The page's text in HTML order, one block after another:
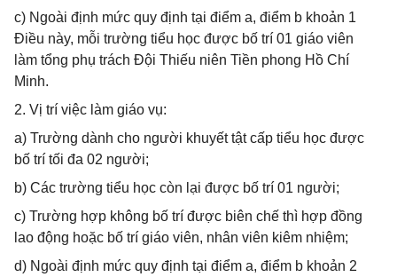
c) Ngoài định mức quy định tại điểm a, điểm b khoản 1
Điều này, mỗi trường tiểu học được bố trí 01 giáo viên
làm tổng phụ trách Đội Thiếu niên Tiền phong Hồ Chí
Minh.
2. Vị trí việc làm giáo vụ:
a) Trường dành cho người khuyết tật cấp tiểu học được
bố trí tối đa 02 người;
b) Các trường tiểu học còn lại được bố trí 01 người;
c) Trường hợp không bố trí được biên chế thì hợp đồng
lao động hoặc bố trí giáo viên, nhân viên kiêm nhiệm;
d) Ngoài định mức quy định tại điểm a, điểm b khoản 2